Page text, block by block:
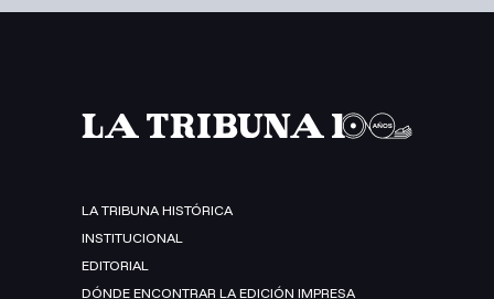
LA TRIBUNA HISTÓRICA
INSTITUCIONAL
EDITORIAL
DÓNDE ENCONTRAR LA EDICIÓN IMPRESA